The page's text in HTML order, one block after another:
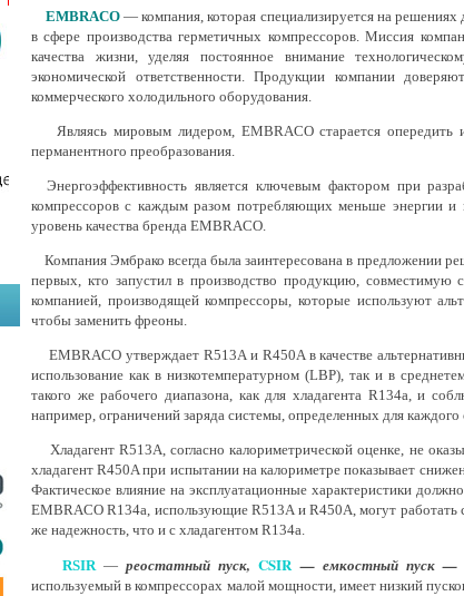
EMBRACO— компания, которая специализируется на
в сфере производства герметичных компрессоров. Миссия
качества жизни, уделяя постоянное внимание
экономической ответственности. Продукции компании
коммерческого холодильного оборудования.
Являясь мировым лидером, EMBRACO старается опередить
перманентного преобразования.
Энергоэффективность является ключевым фактором при
компрессоров с каждым разом потребляющих меньше энергии
уровень качества бренда EMBRACO.
Компания Эмбрако всегда была заинтересована в предложении
первых, кто запустил в производство продукцию, совместимую
компанией, производящей компрессоры, которые используют
чтобы заменить фреоны.
EMBRACO утверждает R513A и R450A в качестве
использование как в низкотемпературном (LBP), так и в
такого же рабочего диапазона, как для хладагента R134a, и
например, ограничений заряда системы, определенных для каждого
Хладагент R513A, согласно калориметрической оценке, не
хладагент R450A при испытании на калориметре показывает
Фактическое влияние на эксплуатационные характеристики
EMBRACO R134a, использующие R513A и R450A, могут
же надежность, что и с хладагентом R134a.
RSIR—реостатный пуск,CSIR— емкостный пуск —
используемый в компрессорах малой мощности, имеет низкий